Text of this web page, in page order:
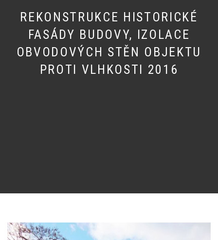
REKONSTRUKCE HISTORICKÉ
FASÁDY BUDOVY, IZOLACE
OBVODOVÝCH STĚN OBJEKTU
PROTI VLHKOSTI 2016